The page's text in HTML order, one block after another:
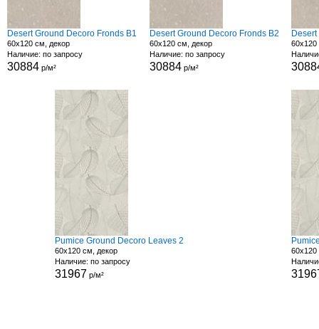
Desert Ground Decoro Fronds B1
60x120 см, декор
Наличие: по запросу
30884 р/м²
Desert Ground Decoro Fronds B2
60x120 см, декор
Наличие: по запросу
30884р/м²
60x120
Pumice Ground Decoro Leaves 2
60x120 см, декор
Наличие: по запросу
31967 р/м²
60x120